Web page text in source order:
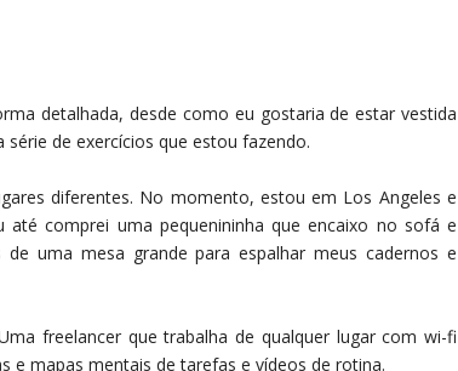
detalhada, desde como eu gostaria de estar vestida
de exercícios que estou fazendo.
diferentes. No momento, estou em Los Angeles e
comprei uma pequenininha que encaixo no sofá e
uma mesa grande para espalhar meus cadernos e
freelancer que trabalha de qualquer lugar com wi-fi
e mapas mentais de tarefas e vídeos de rotina.